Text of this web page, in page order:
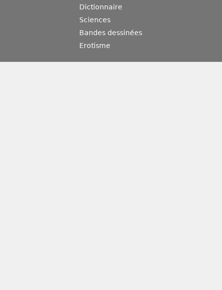
Dictionnaire
Sciences
Bandes dessinées
Erotisme